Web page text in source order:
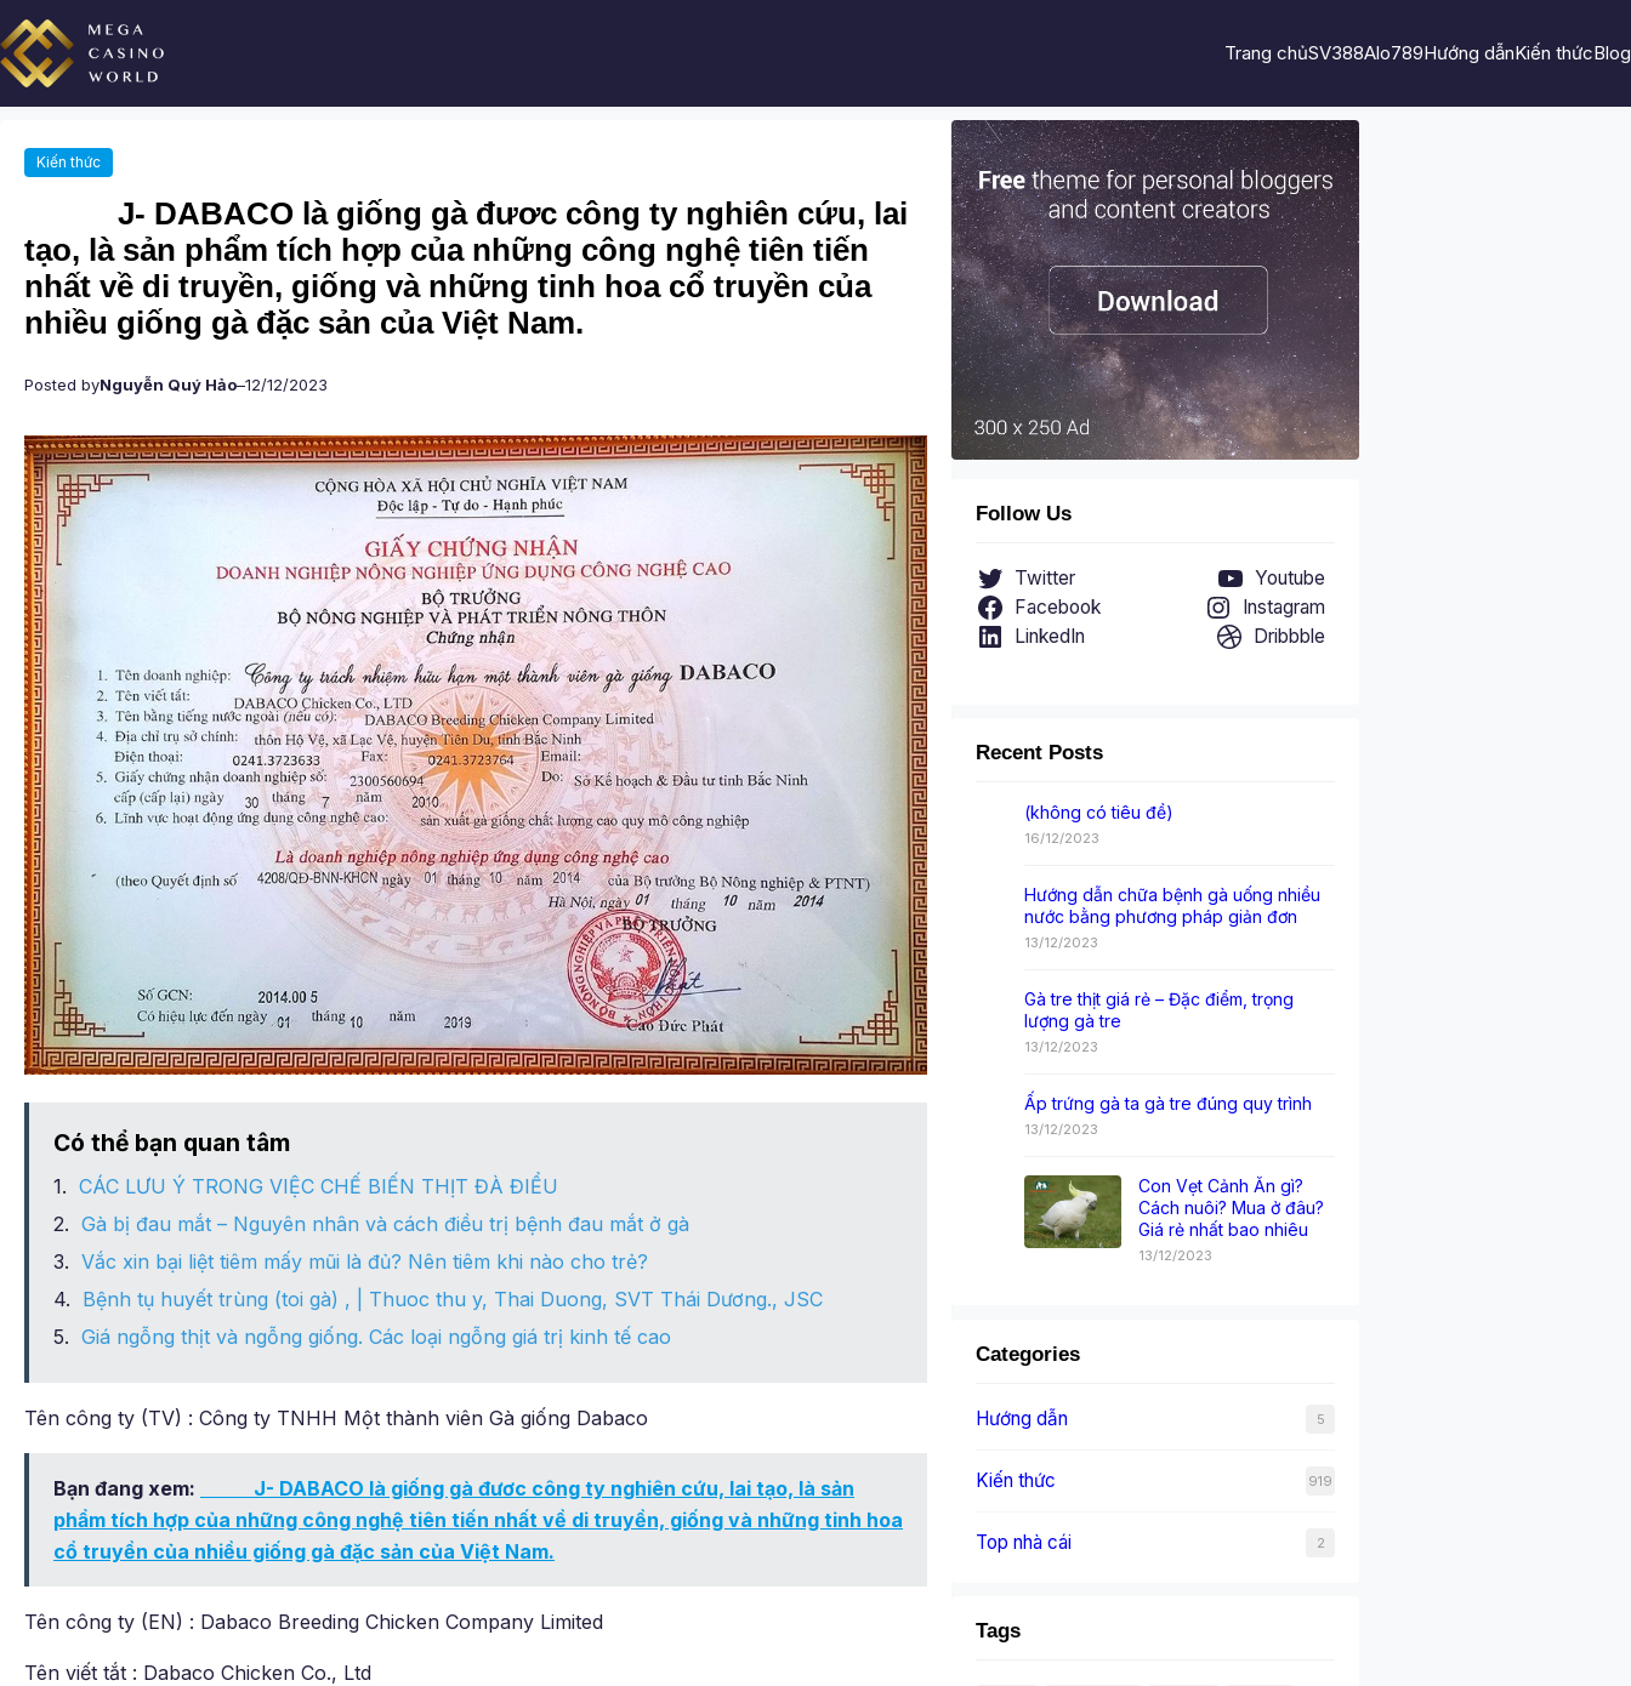
Chuyển
đến
phần
nội
Trang chủSV388Alo789Hướng dẫnKiến thứcBlog
Kiến thức
J- DABACO là giống gà đươc công ty nghiên cứu, lai
tạo, là sản phẩm tích hợp của những công nghệ tiên tiến
nhất về di truyền, giống và những tinh hoa cổ truyền của
nhiều giống gà đặc sản của Việt Nam.
Posted byNguyễn Quý Hảo–12/12/2023
Có thể bạn quan tâm
CÁC LƯU Ý TRONG VIỆC CHẾ BIẾN THỊT ĐÀ ĐIỂU
Gà bị đau mắt – Nguyên nhân và cách điều trị bệnh đau mắt ở gà
Vắc xin bại liệt tiêm mấy mũi là đủ? Nên tiêm khi nào cho trẻ?
Bệnh tụ huyết trùng (toi gà) , | Thuoc thu y, Thai Duong, SVT Thái Dương., JSC
Giá ngỗng thịt và ngỗng giống. Các loại ngỗng giá trị kinh tế cao
Tên công ty (TV) : Công ty TNHH Một thành viên Gà giống Dabaco
Bạn đang xem:
J- DABACO là giống gà đươc công ty nghiên cứu, lai tạo, là sản
phẩm tích hợp của những công nghệ tiên tiến nhất về di truyền, giống và những tinh hoa
cổ truyền của nhiều giống gà đặc sản của Việt Nam.
Tên công ty (EN) : Dabaco Breeding Chicken Company Limited
Tên viết tắt : Dabaco Chicken Co., Ltd
Follow Us
Twitter
Youtube
Facebook
Instagram
LinkedIn
Dribbble
Recent Posts
(không có tiêu đề)
16/12/2023
Hướng dẫn chữa bệnh gà uống nhiều
nước bằng phương pháp giản đơn
13/12/2023
Gà tre thịt giá rẻ – Đặc điểm, trọng
lượng gà tre
13/12/2023
Ấp trứng gà ta gà tre đúng quy trình
13/12/2023
Con Vẹt Cảnh Ăn gì?
Cách nuôi? Mua ở đâu?
Giá rẻ nhất bao nhiêu
13/12/2023
Categories
Hướng dẫn 5
Kiến thức 919
Top nhà cái 2
Tags